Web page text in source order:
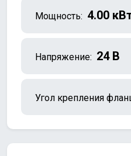
Мощность: 4.00
Напряжение: 24 В
Угол крепления